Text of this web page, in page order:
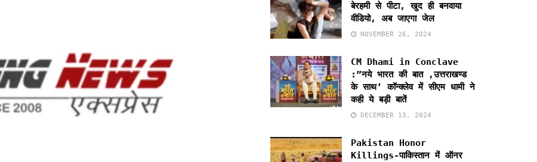
बेरहमी से पीटा, खुद ही बनवाया
वीडियो, अब जाएगा जेल
NOVEMBER 26, 2024
CM Dhami in Conclave
:”नये भारत की बात ,उत्तराखण्ड
के साथ’ कॉन्क्लेव में सीएम धामी ने
कही ये बड़ी बातें
DECEMBER 13, 2024
Pakistan Honor
Killings-पाकिस्तान में ऑनर